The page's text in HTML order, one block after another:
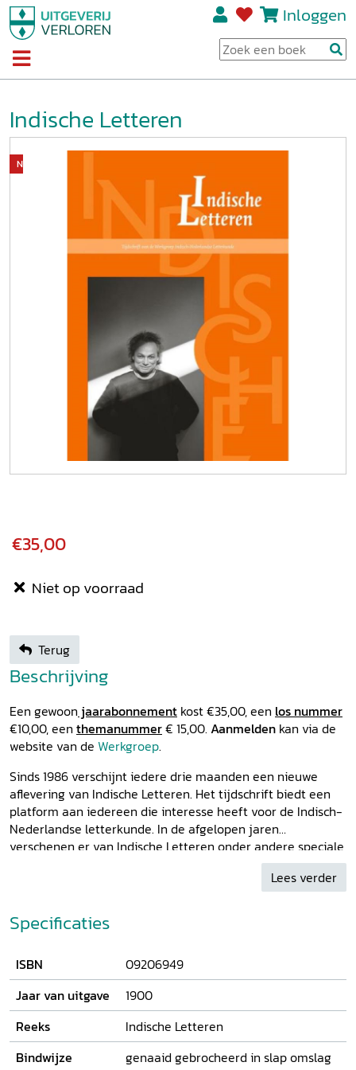
Inloggen
Indische Letteren
Niet op voorraad
€35,00
Niet op voorraad
Terug
Beschrijving
Een gewoon jaarabonnement kost €35,00, een los nummer
€10,00, een themanummer€ 15,00. Aanmelden kan via de
website van de Werkgroep.
Sinds 1986 verschijnt iedere drie maanden een nieuwe
aflevering van Indische Letteren. Het tijdschrift biedt een
platform aan iedereen die interesse heeft voor de Indisch-
Nederlandse letterkunde. In de afgelopen jaren
verschenen er van Indische Letteren onder andere speciale
nummers over Multatuli, H.J. Friedericy, A. Alberts en E. du
Perron, Tjalie Robinson, F. Springer en Hella S. Haasse. De
literatuur’ (over o.a. Rumphius, Beb Vuyk en Maria
Dermoût), ‘De dekolonisatie van Nederlands-lndië in
egodocumenten’, ‘Naar de Oost! Vier eeuwen reizen naar
Indië en Indonesië’, ‘De tweede generatie’, ‘Feesten in
Indië’, ‘ Van Inlander tot Indonesiër’, ‘Indische
publiekstijdschriften’, Eten en drinken,‘Indische Letteren
Festival’ (t.g.v het vijfentwintigjarig bestaan van de
werkgroep), ‘De Indische pers en de literatuur’ en Indische
Lees verder
Specificaties
ISBN
09206949
Jaar van uitgave
1900
Reeks
Indische Letteren
Bindwijze
genaaid gebrocheerd in slap omslag